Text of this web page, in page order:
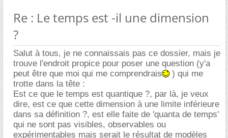
Re : Le temps est -il une dimension
?
Salut à tous, je ne connaissais pas ce dossier, mais je
trouve l'endroit propice pour poser une question (y'a
peut être que moi qui me comprendrais
) qui me
trotte dans la tête :
Est ce que le temps est quantique ?, par là, je veux
dire, est ce que cette dimension à une limite inférieure
dans sa définition ?, est elle faite de 'quanta de temps'
qui ne sont pas visibles, observables ou
expérimentables mais serait le résultat de modèles